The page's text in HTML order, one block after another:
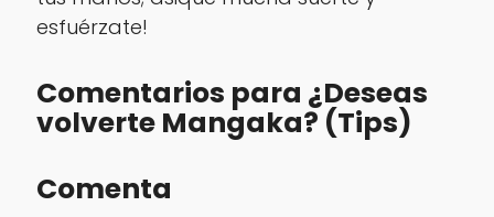
esfuérzate!
Comentarios para ¿Deseas
volverte Mangaka? (Tips)
Comenta